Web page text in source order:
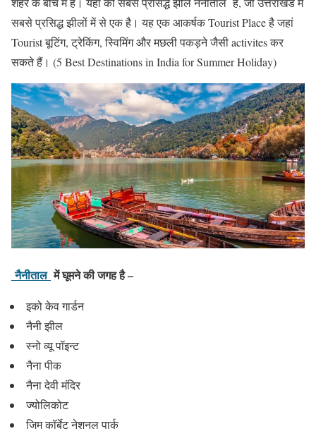
सबसे प्रसिद्ध झीलों में से एक है। यह एक आकर्षक Tourist Place है जहां
Tourist बूटिंग, ट्रेकिंग, स्विमिंग और मछली पकड़ने जैसी activites कर
सकते हैं। (5 Best Destinations in India for Summer Holiday)
नैनीताल में घूमने की जगह है –
इको केव गार्डन
नैनी झील
स्नो व्यू पॉइन्ट
नैना पीक
नैना देवी मंदिर
ज्योलिकोट
जिम कॉर्बेट नेशनल पार्क